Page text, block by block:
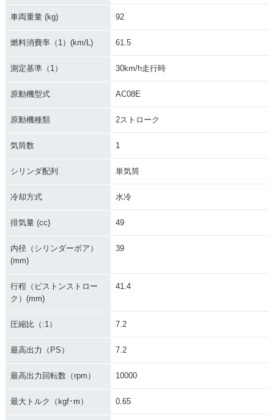
車両重量 (kg) 92
燃料消費率（1）(km/L) 61.5
測定基準（1） 30km/h走行時
原動機型式 AC08E
原動機種類 2ストローク
気筒数 1
シリンダ配列 単気筒
冷却方式 水冷
排気量 (cc) 49
内径（シリンダーボア）
(mm)
39
行程（ピストンストロー
ク）(mm)
41.4
圧縮比（:1） 7.2
最高出力（PS） 7.2
最高出力回転数（rpm） 10000
最大トルク（kgf･m） 0.65